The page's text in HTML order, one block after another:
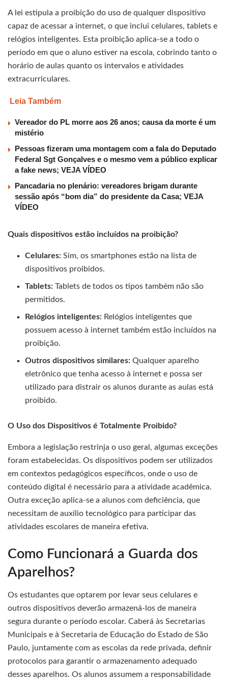
A lei estipula a proibição do uso de qualquer dispositivo
capaz de acessar a internet, o que inclui celulares, tablets e
relógios inteligentes. Esta proibição aplica-se a todo o
período em que o aluno estiver na escola, cobrindo tanto o
horário de aulas quanto os intervalos e atividades
extracurriculares.
Leia Também
Vereador do PL morre aos 26 anos; causa da morte é um
mistério
Pessoas fizeram uma montagem com a fala do Deputado
Federal Sgt Gonçalves e o mesmo vem a público explicar
a fake news; VEJA VÍDEO
Pancadaria no plenário: vereadores brigam durante
sessão após “bom dia” do presidente da Casa; VEJA
VÍDEO
Quais dispositivos estão incluídos na proibição?
Celulares: Sim, os smartphones estão na lista de
dispositivos proibidos.
Tablets: Tablets de todos os tipos também não são
permitidos.
Relógios inteligentes: Relógios inteligentes que
possuem acesso à internet também estão incluídos na
proibição.
Outros dispositivos similares: Qualquer aparelho
eletrônico que tenha acesso à internet e possa ser
utilizado para distrair os alunos durante as aulas está
proibido.
O Uso dos Dispositivos é Totalmente Proibido?
Embora a legislação restrinja o uso geral, algumas exceções
foram estabelecidas. Os dispositivos podem ser utilizados
em contextos pedagógicos específicos, onde o uso de
conteúdo digital é necessário para a atividade acadêmica.
Outra exceção aplica-se a alunos com deficiência, que
necessitam de auxílio tecnológico para participar das
atividades escolares de maneira efetiva.
Como Funcionará a Guarda dos
Aparelhos?
Os estudantes que optarem por levar seus celulares e
outros dispositivos deverão armazená-los de maneira
segura durante o período escolar. Caberá às Secretarias
Municipais e à Secretaria de Educação do Estado de São
Paulo, juntamente com as escolas da rede privada, definir
protocolos para garantir o armazenamento adequado
desses aparelhos. Os alunos assumem a responsabilidade